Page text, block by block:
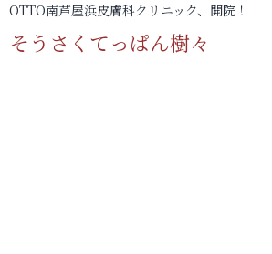
OTTO南芦屋浜皮膚科クリニック、開院！
そうさくてっぱん樹々